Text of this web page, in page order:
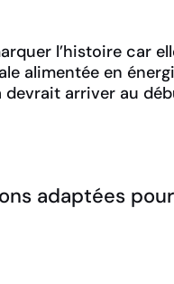
l’histoire car
alimentée en
devrait arriver au
adaptées